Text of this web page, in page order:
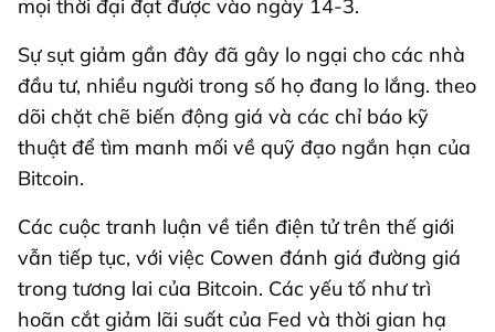
mọi thời đại đạt được vào ngày 14-3.
Sự sụt giảm gần đây đã gây lo ngại cho các nhà
đầu tư, nhiều người trong số họ đang lo lắng. theo
dõi chặt chẽ biến động giá và các chỉ báo kỹ
thuật để tìm manh mối về quỹ đạo ngắn hạn của
Bitcoin.
Các cuộc tranh luận về tiền điện tử trên thế giới
vẫn tiếp tục, với việc Cowen đánh giá đường giá
trong tương lai của Bitcoin. Các yếu tố như trì
hoãn cắt giảm lãi suất của Fed và thời gian hạ